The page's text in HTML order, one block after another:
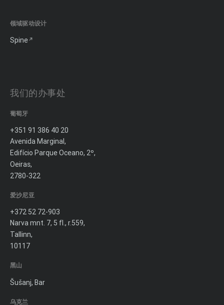
领域驱动设计
Spine
我们的办事处
葡萄牙
+351 91 386 40 20
Avenida Marginal,
Edifício Parque Oceano, 2º,
Oeiras,
2780-322
爱沙尼亚
+372 52 72-903
Narva mnt. 7, 5 fl., r.559,
Tallinn,
10117
黑山
Šušanj, Bar
乌克兰